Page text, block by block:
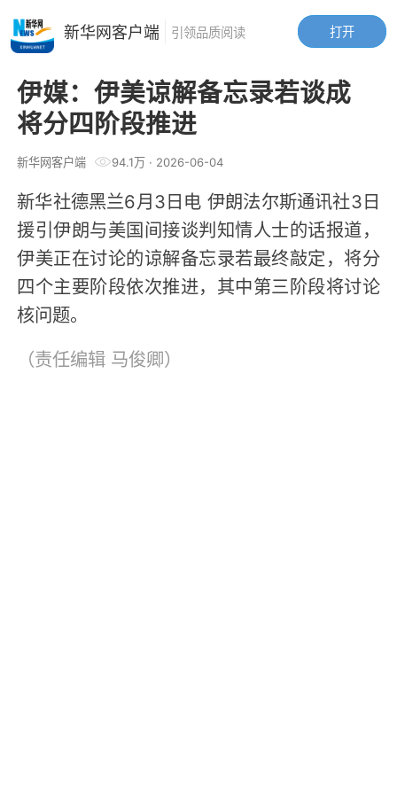
伊媒：伊美谅解备忘录若谈成
将分四阶段推进
新华网客户端 94.1万· 2026-06-04
新华社德黑兰6月3日电 伊朗法尔斯通讯社3日
援引伊朗与美国间接谈判知情人士的话报道，
伊美正在讨论的谅解备忘录若最终敲定，将分
四个主要阶段依次推进，其中第三阶段将讨论
核问题。
（责任编辑 马俊卿）
打开
新华网客户端 引领品质阅读